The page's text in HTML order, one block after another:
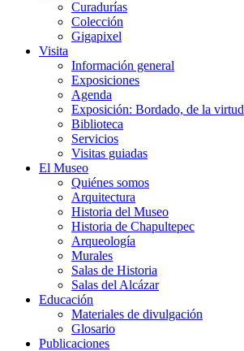
Curadurías
Colección
Gigapixel
Visita
Información general
Exposiciones
Agenda
Exposición: Bordado, de la virtud
Biblioteca
Servicios
Visitas guiadas
El Museo
Quiénes somos
Arquitectura
Historia del Museo
Historia de Chapultepec
Arqueología
Murales
Salas de Historia
Salas del Alcázar
Educación
Materiales de divulgación
Glosario
Publicaciones